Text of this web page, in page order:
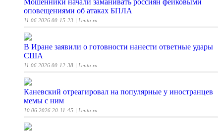
Мошенники начали заманивать россиян фейковыми
оповещениями об атаках БПЛА
11.06.2026 00:15:23 | Lenta.ru
В Иране заявили о готовности нанести ответные удары
США
11.06.2026 00:12:38 | Lenta.ru
Каневский отреагировал на популярные у иностранцев
мемы с ним
10.06.2026 20:11:45 | Lenta.ru